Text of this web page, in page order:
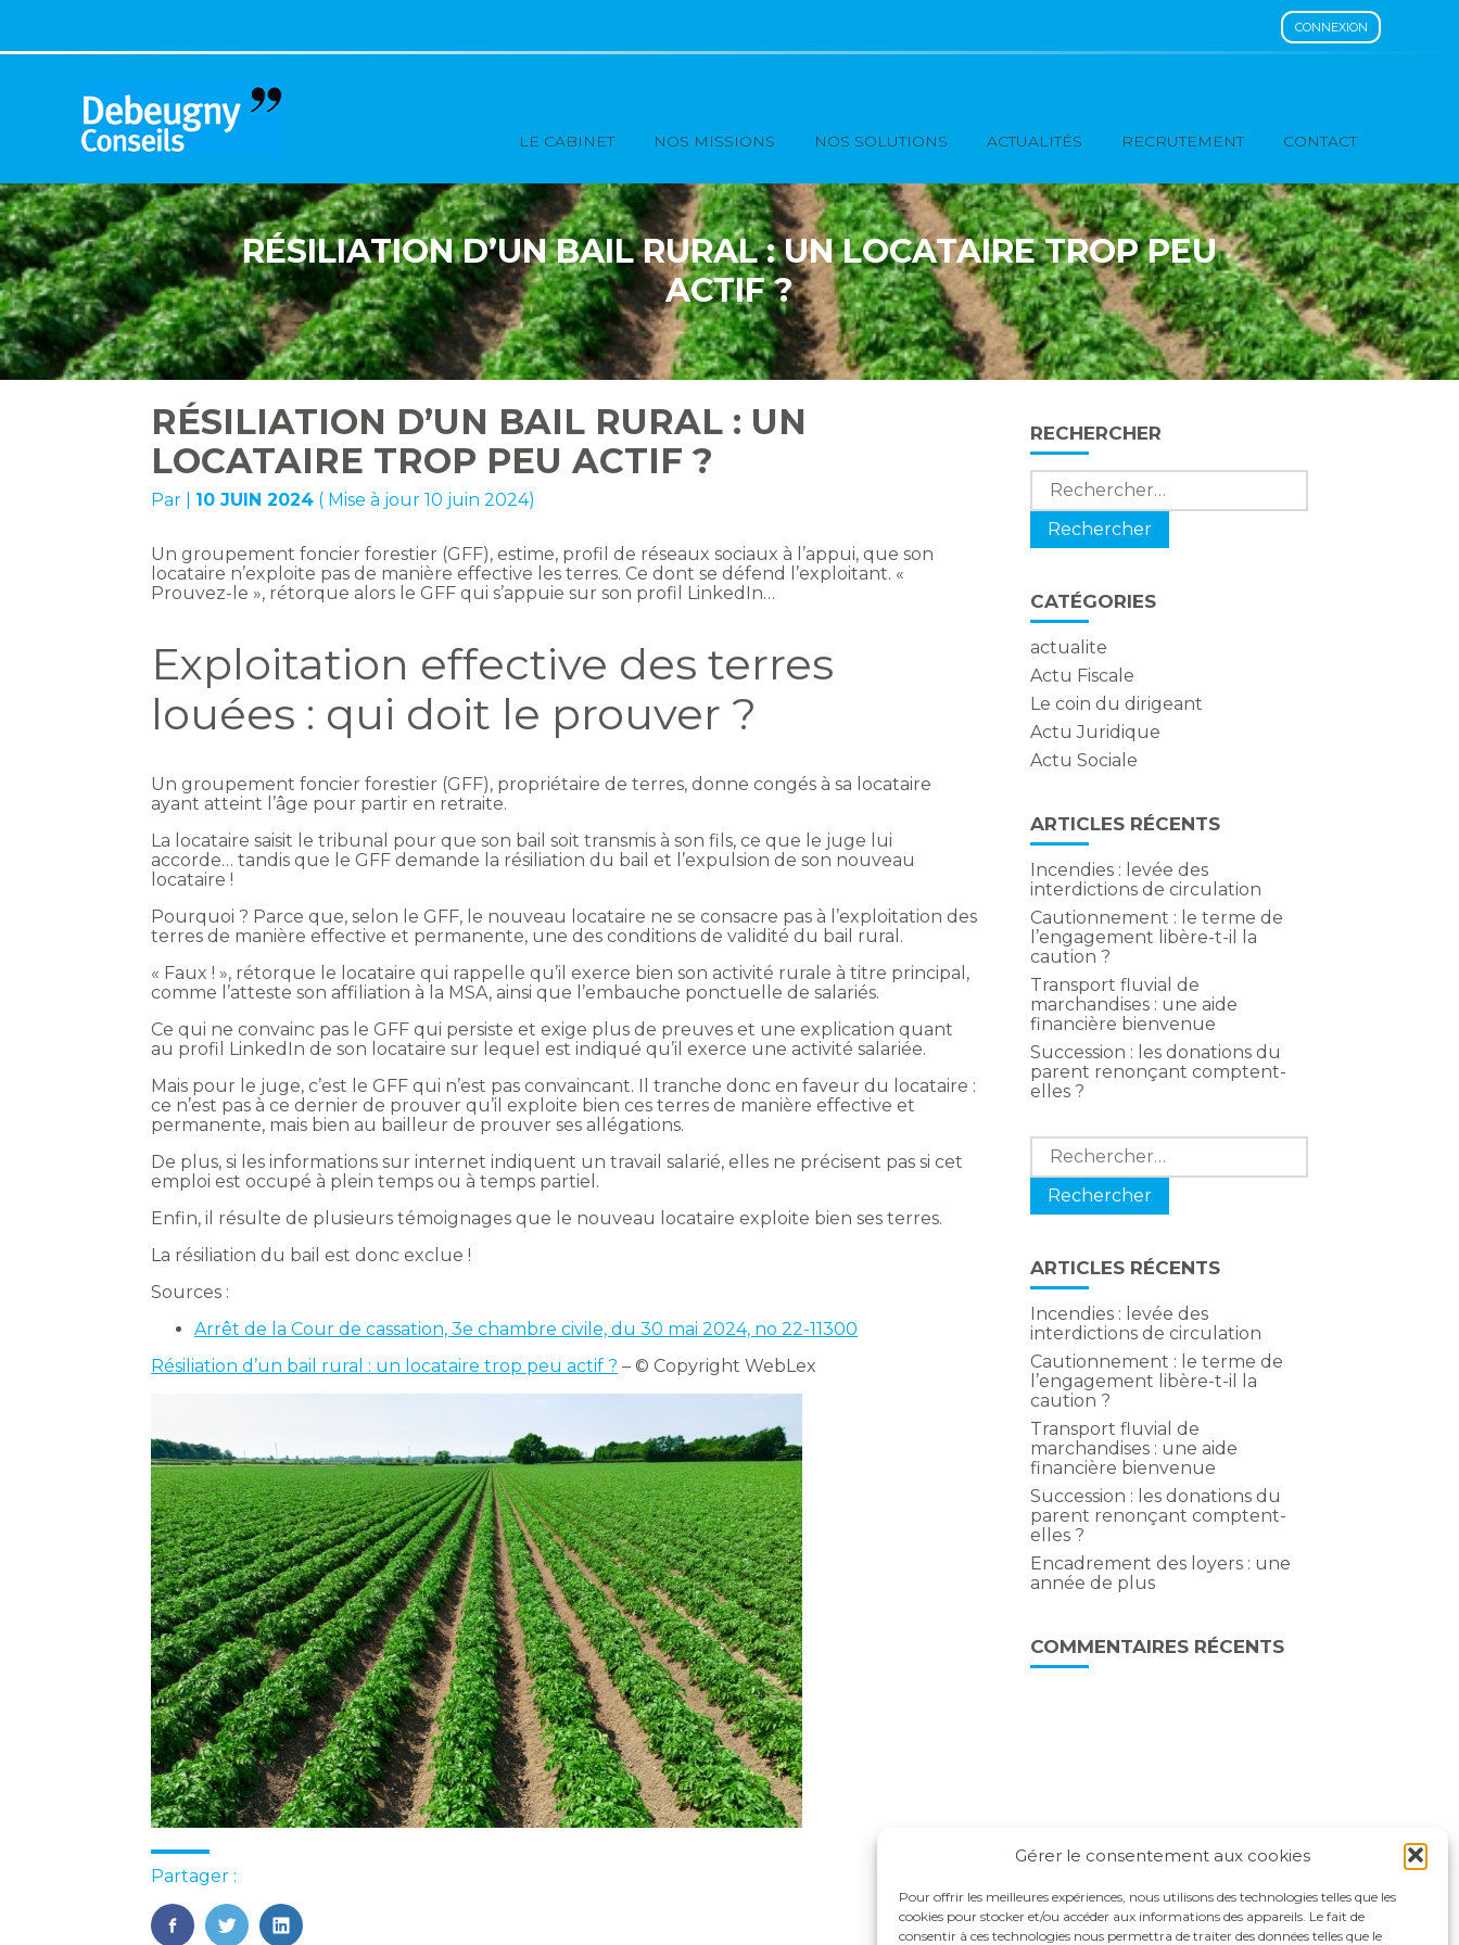
Gérer le consentement aux cookies
Pour offrir les meilleures expériences, nous utilisons des technologies telles que les
cookies pour stocker et/ou accéder aux informations des appareils. Le fait de
consentir à ces technologies nous permettra de traiter des données telles que le
CONNEXION
au
contenu
Principal
LE CABINET NOS MISSIONS NOS SOLUTIONS ACTUALITÉS RECRUTEMENT CONTACT
RÉSILIATION D’UN BAIL RURAL : UN LOCATAIRE TROP PEU
ACTIF ?
RÉSILIATION D’UN BAIL RURAL : UN
LOCATAIRE TROP PEU ACTIF ?
Par 10 JUIN 2024 ( Mise à jour 10 juin 2024)
Un groupement foncier forestier (GFF), estime, profil de réseaux sociaux à l’appui, que son
locataire n’exploite pas de manière effective les terres. Ce dont se défend l’exploitant. «
Prouvez-le », rétorque alors le GFF qui s’appuie sur son profil LinkedIn…
Exploitation effective des terres
louées : qui doit le prouver ?
Un groupement foncier forestier (GFF), propriétaire de terres, donne congés à sa locataire
ayant atteint l’âge pour partir en retraite.
La locataire saisit le tribunal pour que son bail soit transmis à son fils, ce que le juge lui
accorde… tandis que le GFF demande la résiliation du bail et l’expulsion de son nouveau
locataire !
Pourquoi ? Parce que, selon le GFF, le nouveau locataire ne se consacre pas à l’exploitation des
terres de manière effective et permanente, une des conditions de validité du bail rural.
« Faux ! », rétorque le locataire qui rappelle qu’il exerce bien son activité rurale à titre principal,
comme l’atteste son affiliation à la MSA, ainsi que l’embauche ponctuelle de salariés.
Ce qui ne convainc pas le GFF qui persiste et exige plus de preuves et une explication quant
au profil LinkedIn de son locataire sur lequel est indiqué qu’il exerce une activité salariée.
Mais pour le juge, c’est le GFF qui n’est pas convaincant. Il tranche donc en faveur du locataire :
ce n’est pas à ce dernier de prouver qu’il exploite bien ces terres de manière effective et
permanente, mais bien au bailleur de prouver ses allégations.
De plus, si les informations sur internet indiquent un travail salarié, elles ne précisent pas si cet
emploi est occupé à plein temps ou à temps partiel.
Enfin, il résulte de plusieurs témoignages que le nouveau locataire exploite bien ses terres.
La résiliation du bail est donc exclue !
Sources :
Arrêt de la Cour de cassation, 3e chambre civile, du 30 mai 2024, no 22-11300
Résiliation d’un bail rural : un locataire trop peu actif ? – © Copyright WebLex
Partager :
Blog
sidebar
RECHERCHER
Rechercher :
CATÉGORIES
actualite
Actu Fiscale
Le coin du dirigeant
Actu Juridique
Actu Sociale
ARTICLES RÉCENTS
Incendies : levée des
interdictions de circulation
Cautionnement : le terme de
l’engagement libère-t-il la
caution ?
Transport fluvial de
marchandises : une aide
financière bienvenue
Succession : les donations du
parent renonçant comptent-
elles ?
Rechercher :
ARTICLES RÉCENTS
Incendies : levée des
interdictions de circulation
Cautionnement : le terme de
l’engagement libère-t-il la
caution ?
Transport fluvial de
marchandises : une aide
financière bienvenue
Succession : les donations du
parent renonçant comptent-
elles ?
Encadrement des loyers : une
année de plus
COMMENTAIRES RÉCENTS